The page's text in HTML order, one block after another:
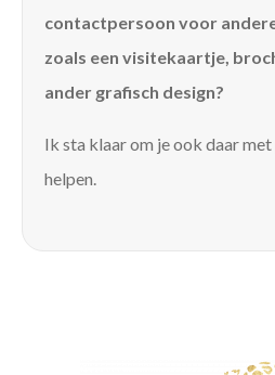
contactpersoon voor
zoals een visitekaartje,
ander grafisch design?
Ik sta klaar om je ook daar
helpen.